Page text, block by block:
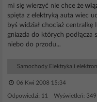
mi się wierzyć nie chce że
spięta z elektryką auta wiec
byś widział chociaż
gniazda do których podłącza
niebo do przodu...
Samochody Elektryka i
06 Kwi 2008 15:34
Odpowiedzi: 11 Wyświetleń: